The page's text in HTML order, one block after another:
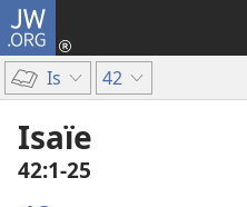
JW.ORG
Is 42
Isaïe
42​:​1-25